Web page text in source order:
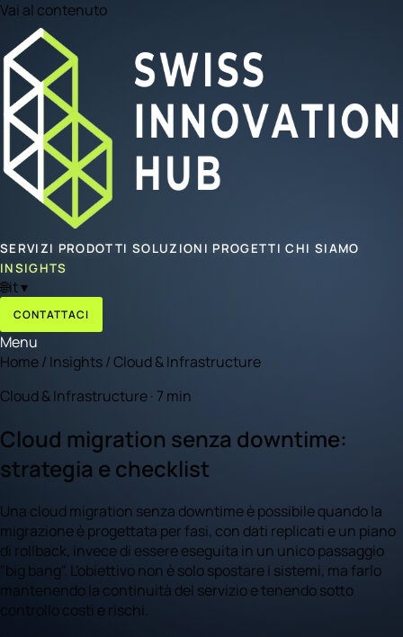
Vai al contenuto
SERVIZI PRODOTTI SOLUZIONI PROGETTICHI SIAMO
INSIGHTS
🌐it▾
CONTATTACI
Menu
Home/ Insights/Cloud & Infrastructure
Cloud & Infrastructure · 7 min
Cloud migration senza downtime:
strategia e checklist
Una cloud migration senza downtime è possibile quando la
migrazione è progettata per fasi, con dati replicati e un piano
di rollback, invece di essere eseguita in un unico passaggio
"big bang". L'obiettivo non è solo spostare i sistemi, ma farlo
mantenendo la continuità del servizio e tenendo sotto
controllo costi e rischi.